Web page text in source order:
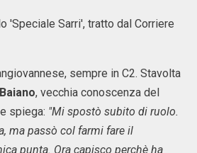
'Speciale Sarri', tratto dal Corriere
sempre in C2. Stavolta
, vecchia conoscenza del
spiega: "Mi spostò subito di ruolo.
ma passò col farmi fare il
punta. Ora capisco perchè ha